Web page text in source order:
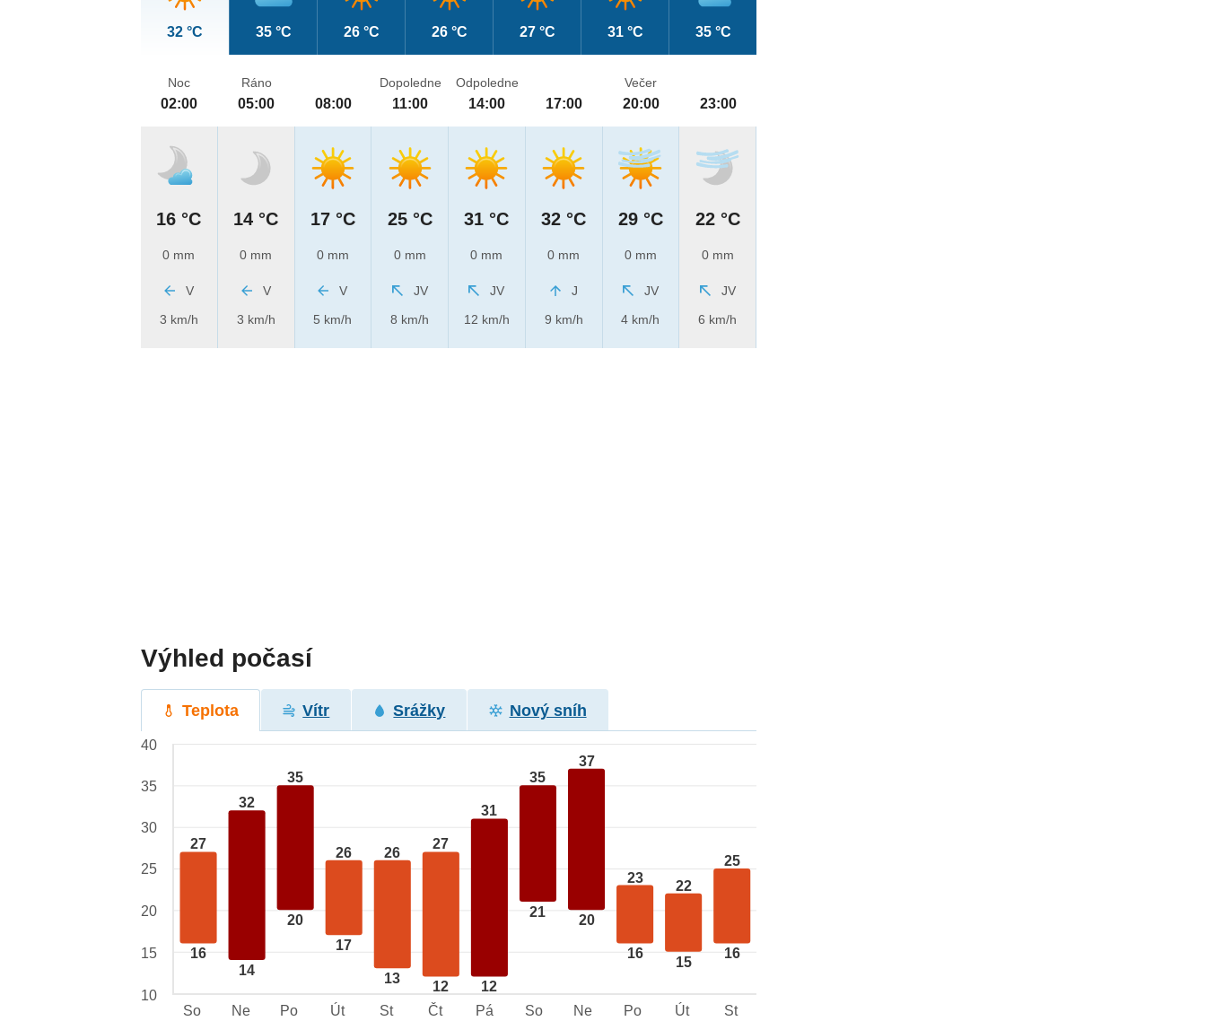
32 °C 35 °C 26 °C 26 °C 27 °C 31 °C 35 °C
Noc
02:00
16 °C
0 mm
V
3 km/h
Ráno
05:00
14 °C
0 mm
V
3 km/h
08:00
17 °C
0 mm
V
5 km/h
Dopoledne
11:00
25 °C
0 mm
JV
8 km/h
Odpoledne
14:00
31 °C
0 mm
JV
12 km/h
17:00
32 °C
0 mm
J
9 km/h
Večer
20:00
29 °C
0 mm
JV
4 km/h
23:00
22 °C
0 mm
JV
6 km/h
Výhled počasí
Teplota Vítr Srážky Nový sníh
27
16
32
14
35
20
26
17
26
13
27
12
31
12
35
21
37
20
23
16
22
15
25
16
40
35
30
25
20
15
10
So
Ne Po Út St Čt Pá So Ne Po Út St